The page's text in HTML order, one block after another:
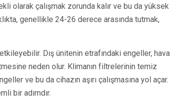
olarak çalışmak zorunda kalır ve bu da yüksek
genellikle 24-26 derece arasında tutmak,
Dış ünitenin etrafındaki engeller, hava
neden olur. Klimanın filtrelerinin temiz
ve bu da cihazın aşırı çalışmasına yol açar.
bir adımdır.